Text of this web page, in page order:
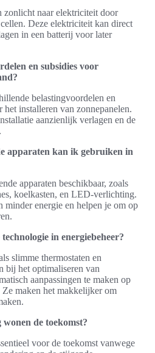
zonlicht naar elektriciteit door
Deze elektriciteit kan direct
in een batterij voor later
en subsidies voor
belastingvoordelen en
het installeren van zonnepanelen.
aanzienlijk verlagen en de
apparaten kan ik gebruiken in
apparaten beschikbaar, zoals
koelkasten, en LED-verlichting.
minder energie en helpen je om op
in energiebeheer?
slimme thermostaten en
bij het optimaliseren van
aanpassingen te maken op
maken het makkelijker om
de toekomst?
voor de toekomst vanwege